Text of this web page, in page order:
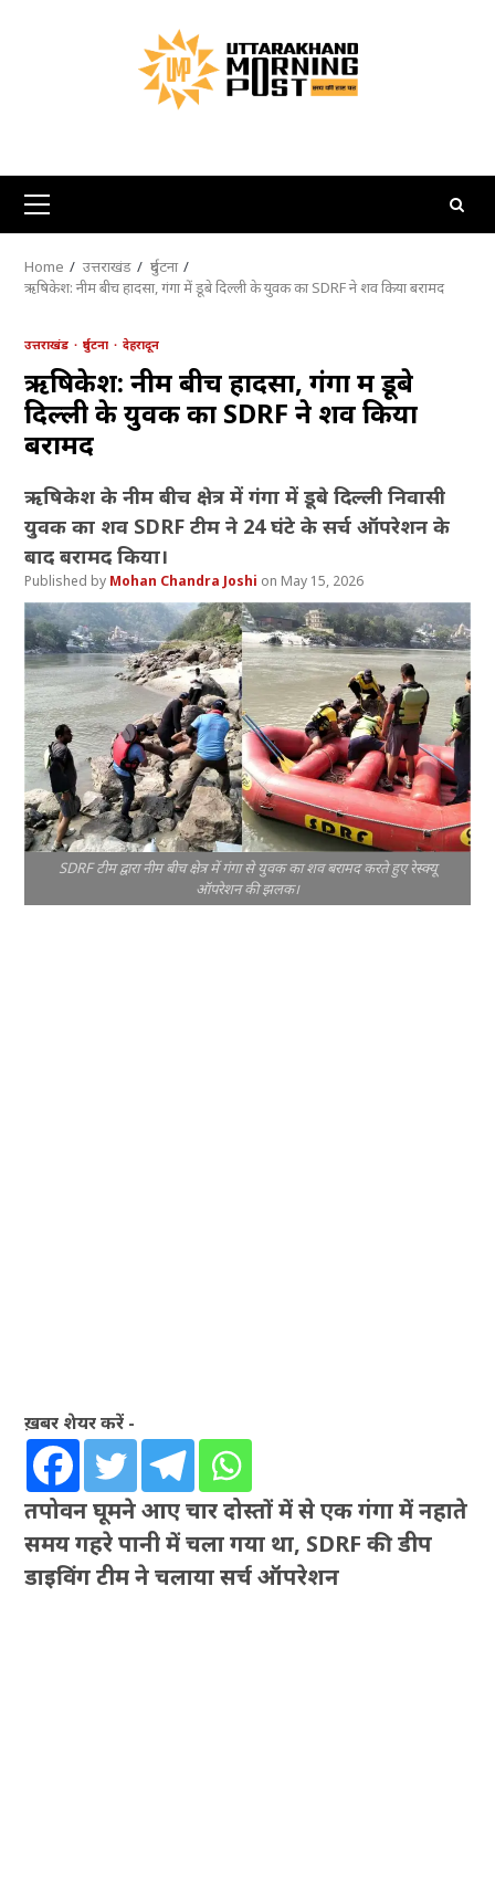
Primary
Menu
Home उत्तराखंड
दुर्घटना
ऋषिकेश: नीम बीच हादसा, गंगा में डूबे दिल्ली के युवक का SDRF ने शव किया बरामद
उत्तराखंड दुर्घटना देहरादून
ऋषिकेश: नीम बीच हादसा, गंगा में डूबे
दिल्ली के युवक का SDRF ने शव किया
बरामद
ऋषिकेश के नीम बीच क्षेत्र में गंगा में डूबे दिल्ली निवासी
युवक का शव SDRF टीम ने 24 घंटे के सर्च ऑपरेशन के
बाद बरामद किया।
Mohan Chandra Joshi May 15, 2026
SDRF टीम द्वारा नीम बीच क्षेत्र में गंगा से युवक का शव बरामद करते हुए रेस्क्यू
ऑपरेशन की झलक।
ख़बर शेयर करें -
तपोवन घूमने आए चार दोस्तों में से एक गंगा में नहाते
समय गहरे पानी में चला गया था, SDRF की डीप
डाइविंग टीम ने चलाया सर्च ऑपरेशन